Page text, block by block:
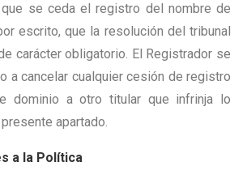
se ceda el registro del nombre de
escrito, que la resolución del tribunal
carácter obligatorio. El Registrador se
a cancelar cualquier cesión de registro
dominio a otro titular que infrinja lo
apartado.
a la Política